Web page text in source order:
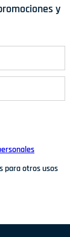
y
para otros usos